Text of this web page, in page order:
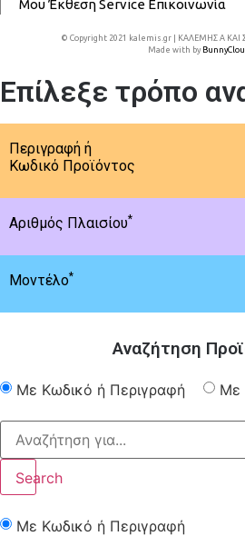
ΜουΈκθεσηService Επικοινωνία
© Copyright 2021 kalemis.gr | ΚΑΛΕΜΗΣ Α ΚΑΙ
Made with by
Επίλεξε τρόπο
Περιγραφή ή
Κωδικό Προϊόντος
Αριθμός Πλαισίου*
Μοντέλο*
Αναζήτηση
Με Κωδικό ή Περιγραφή Με
Search
Με Κωδικό ή Περιγραφή